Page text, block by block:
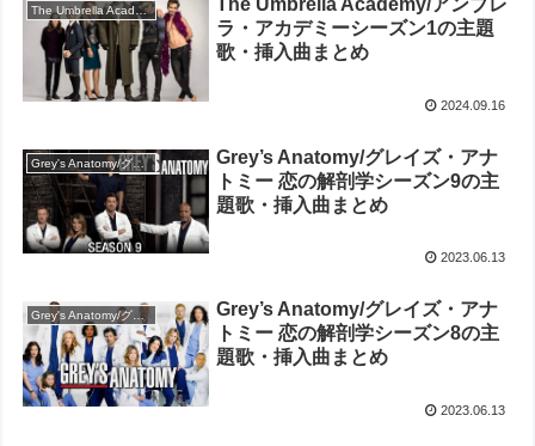
The Umbrella Academy/アンブレラ・アカデミー
The Umbrella Academy/アンブレ
ラ・アカデミーシーズン1の主題
歌・挿入曲まとめ
2024.09.16
Grey's Anatomy/グレイズ・アナトミー 恋の解剖学
Grey’s Anatomy/グレイズ・アナ
トミー 恋の解剖学シーズン9の主
題歌・挿入曲まとめ
2023.06.13
Grey's Anatomy/グレイズ・アナトミー 恋の解剖学
Grey’s Anatomy/グレイズ・アナ
トミー 恋の解剖学シーズン8の主
題歌・挿入曲まとめ
2023.06.13